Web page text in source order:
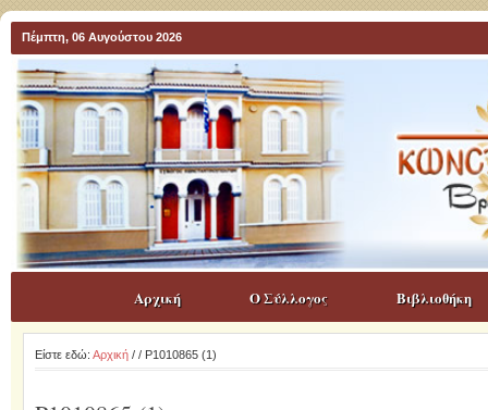
Πέμπτη, 06 Αυγούστου 2026
Αρχική Ο Σύλλογος Βιβλιοθήκη
Είστε εδώ: Αρχική/ / P1010865 (1)